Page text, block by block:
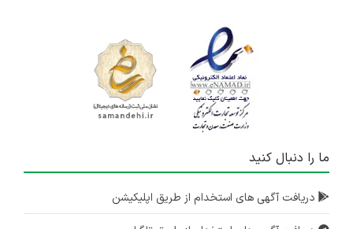
ما را دنبال کنید
دریافت آگهی های استخدام از طریق اپلیکیشن